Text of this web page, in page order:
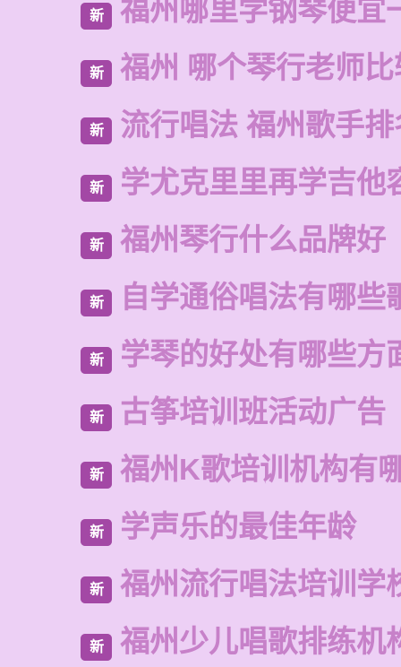
新 福州哪里学钢琴便宜
新 福州 哪个琴行老师
新 流行唱法 福州歌手排
新 学尤克里里再学吉他
新 福州琴行什么品牌好
新 自学通俗唱法有哪些
新 学琴的好处有哪些方
新 古筝培训班活动广告
新 福州K歌培训机构有
新 学声乐的最佳年龄
新 福州流行唱法培训学
新 福州少儿唱歌排练机